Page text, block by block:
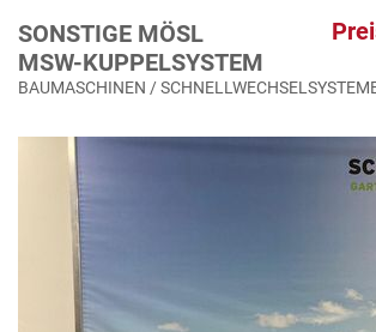
SONSTIGE MÖSL
MSW-KUPPELSYSTEM
BAUMASCHINEN /